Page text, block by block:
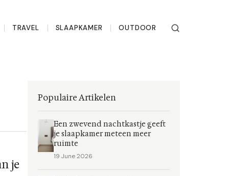
TRAVEL SLAAPKAMER OUTDOOR
je
Populaire Artikelen
Een zwevend nachtkastje geeft
je slaapkamer meteen meer
ruimte
19 June 2026